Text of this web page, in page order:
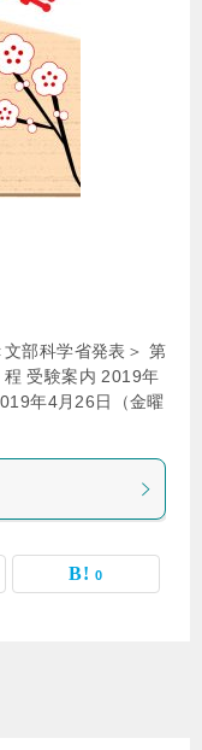
部科学省発表＞ 第
受験案内 2019年
年4月26日（金曜
0